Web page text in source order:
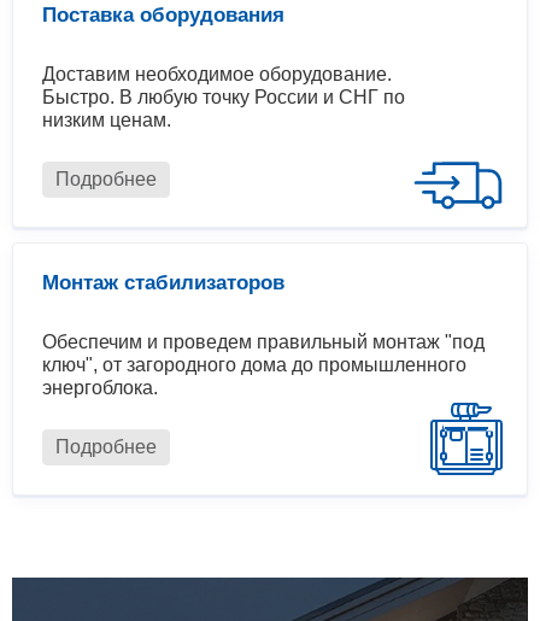
Поставка оборудования
Доставим необходимое оборудование.
Быстро. В любую точку России и СНГ по
низким ценам.
Подробнее
Монтаж стабилизаторов
Обеспечим и проведем правильный монтаж "под
ключ", от загородного дома до промышленного
энергоблока.
Подробнее